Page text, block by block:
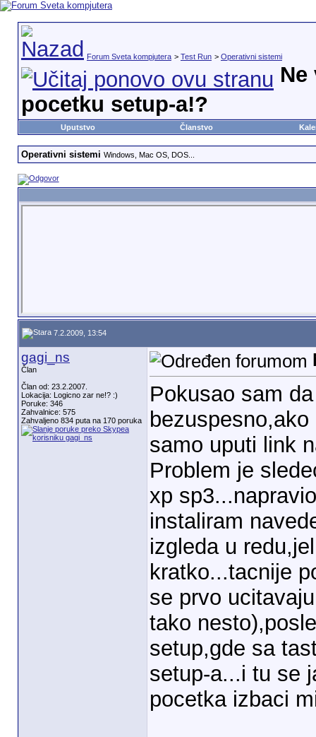
Forum Sveta kompjutera > Test Run > Operativni sistemi
pocetku setup-a!?
Uputstvo Članstvo
Operativni sistemi Windows, Mac OS, DOS...
7.2.2009, 13:54
gagi_ns
Član
Član od: 23.2.2007.
Lokacija: Logicno zar ne!? :)
Poruke: 346
Zahvalnice: 575
Zahvaljeno 834 puta na 170 poruka
Pokusao sam
samo uputi link
Problem je
xp
instaliram
izgleda u
kratko...tacnije
se prvo
tako
setup,gde sa
setup-a...i tu se
pocetka izbaci